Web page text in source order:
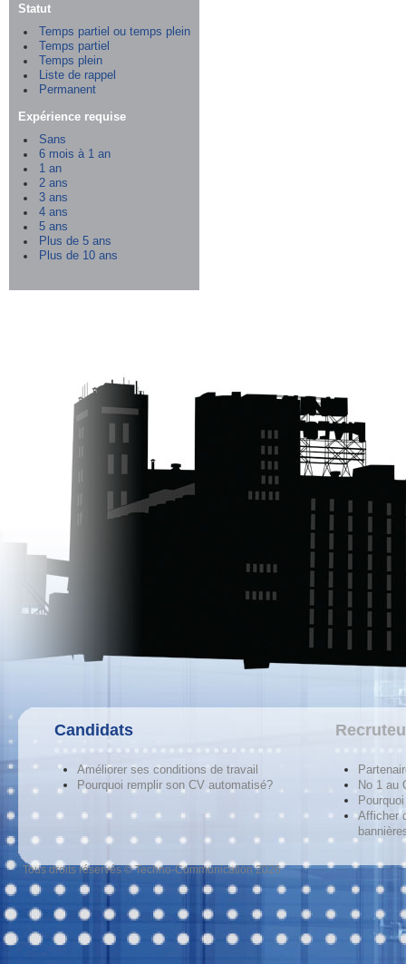
Statut
Temps partiel ou temps plein
Temps partiel
Temps plein
Liste de rappel
Permanent
Expérience requise
Sans
6 mois à 1 an
1 an
2 ans
3 ans
4 ans
5 ans
Plus de 5 ans
Plus de 10 ans
Candidats
Améliorer ses conditions de travail
Pourquoi remplir son CV automatisé?
No 1 au
Afficher
Tous droits réservés © Techno-Communication 2026